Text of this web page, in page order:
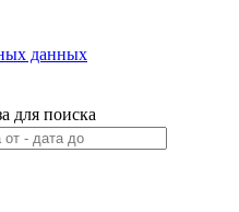
данных
для поиска